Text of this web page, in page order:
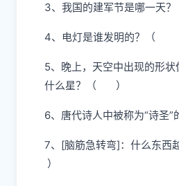
3、我国的建军节是哪一天
4、电灯是谁发明的？（
5、晚上，天空中出现的形
什么星？（ ）
6、唐代诗人中被称为“诗
7、[脑筋急转弯]：什么东
）